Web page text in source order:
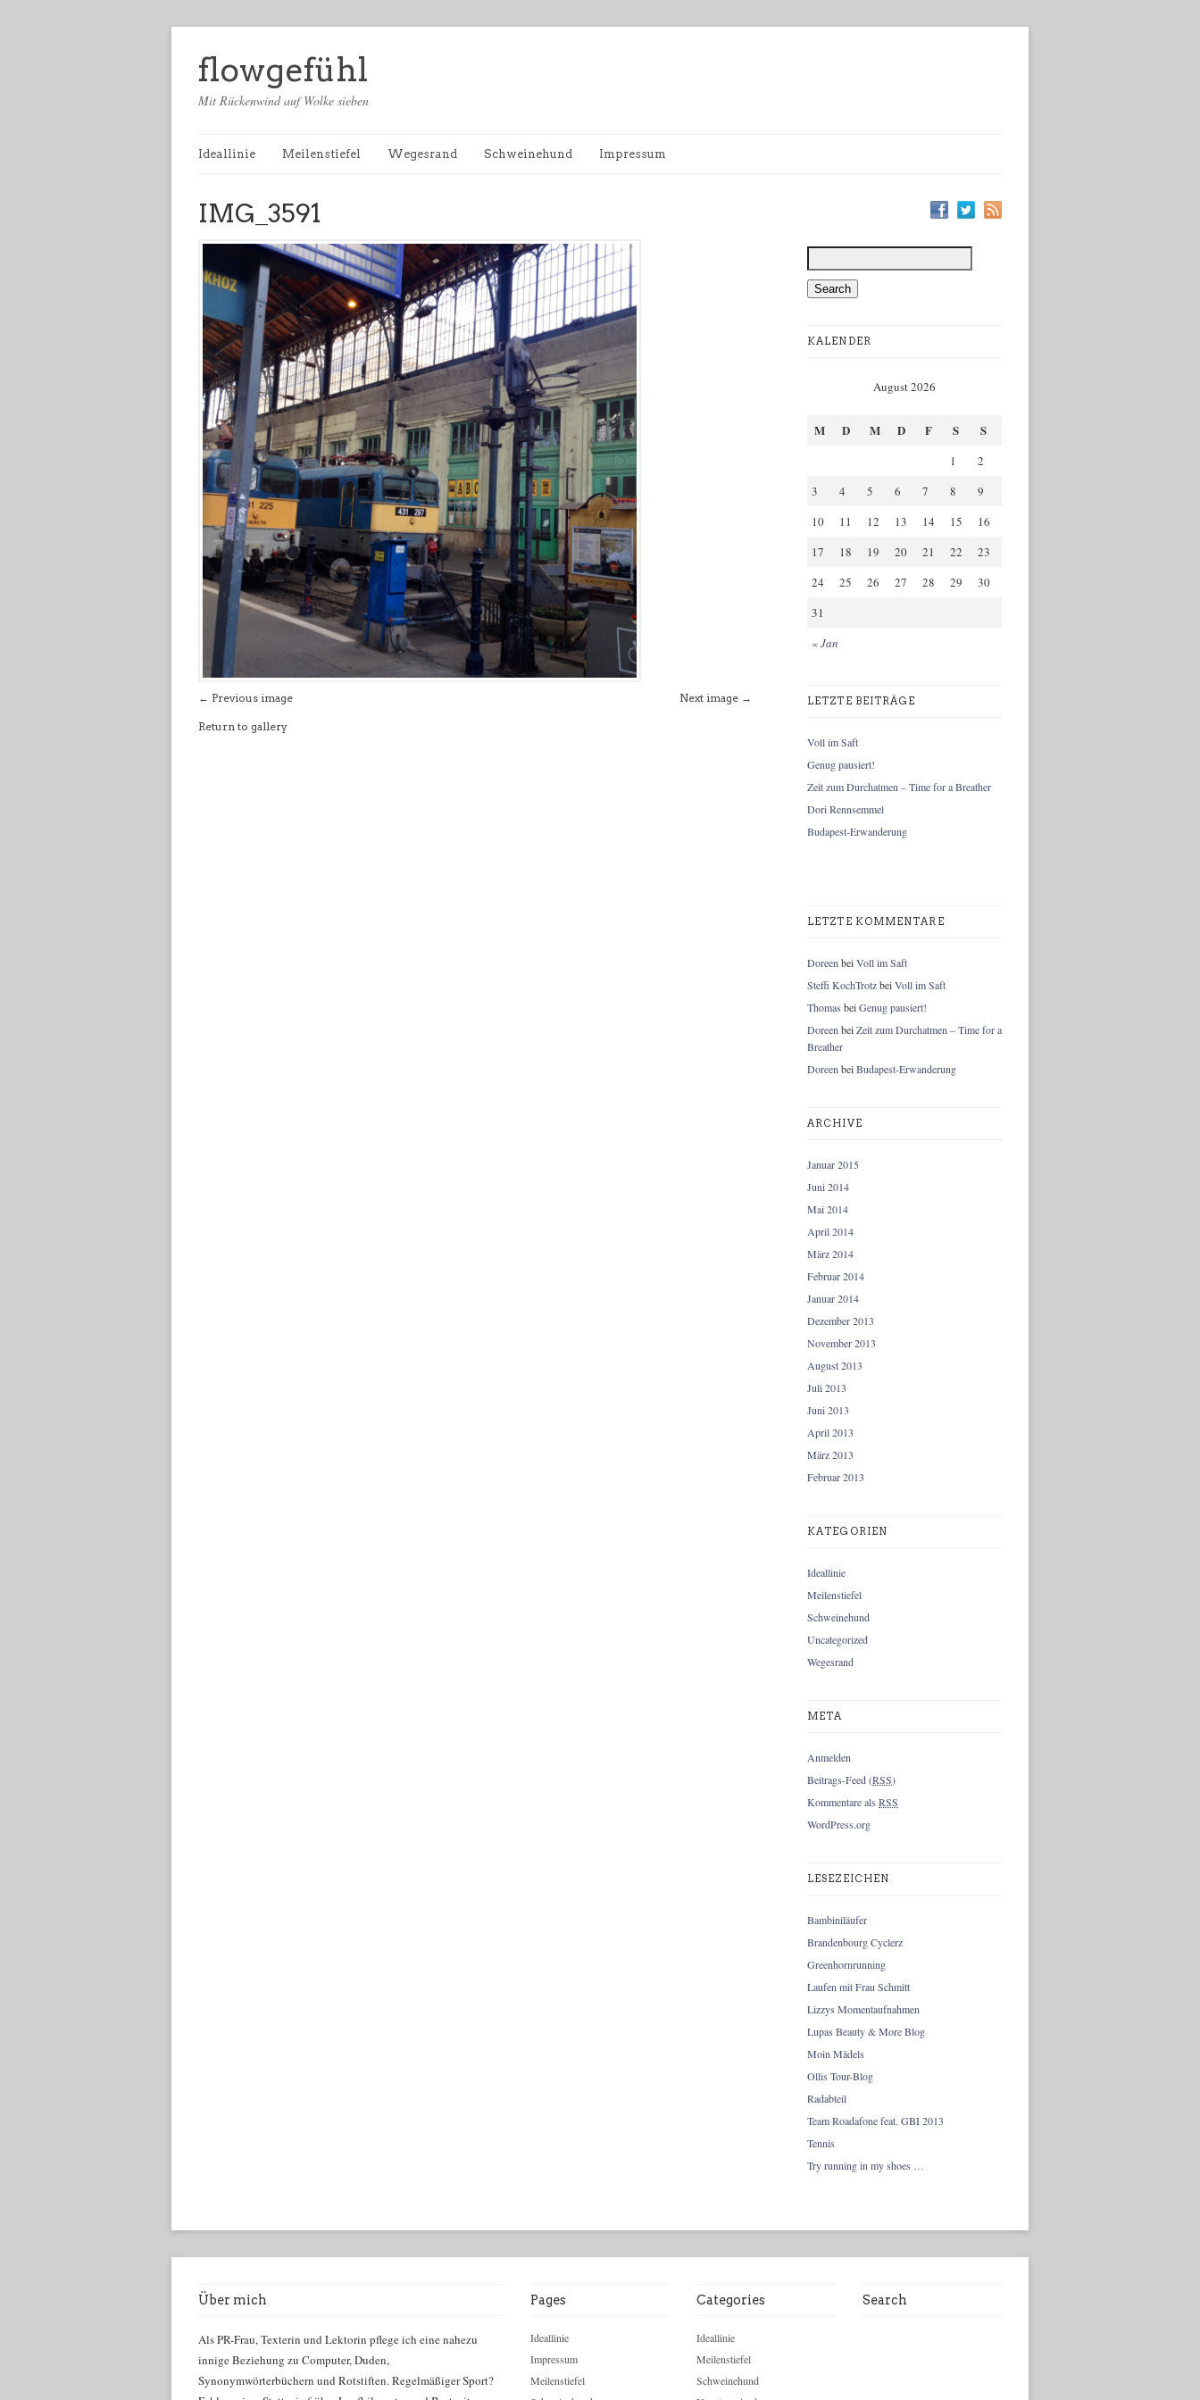
flowgefühl
Mit Rückenwind auf Wolke sieben
Ideallinie Meilenstiefel Wegesrand Schweinehund Impressum
IMG_3591
← Previous image Next image →
Return to gallery
KALENDER
August 2026
M D M D F S S
« Jan
1
2
3
4 5 6 7 8
9
10
11 12 13 14 15
16
17
18 19 20 21 22
23
24
25 26 27 28 29
30
31
LETZTE BEITRÄGE
Voll im Saft
Genug pausiert!
Zeit zum Durchatmen – Time for a Breather
Dori Rennsemmel
Budapest-Erwanderung
LETZTE KOMMENTARE
Doreen beiVoll im Saft
Steffi KochTrotzbeiVoll im Saft
Thomas beiGenug pausiert!
Doreen beiZeit zum Durchatmen – Time for a
Breather
Doreen beiBudapest-Erwanderung
ARCHIVE
Januar 2015
Juni 2014
Mai 2014
April 2014
März 2014
Februar 2014
Januar 2014
Dezember 2013
November 2013
August 2013
Juli 2013
Juni 2013
April 2013
März 2013
Februar 2013
KATEGORIEN
Ideallinie
Meilenstiefel
Schweinehund
Uncategorized
Wegesrand
META
Anmelden
Beitrags-Feed (RSS)
Kommentare als RSS
WordPress.org
LESEZEICHEN
Bambiniläufer
Brandenbourg Cyclerz
Greenhornrunning
Laufen mit Frau Schmitt
Lizzys Momentaufnahmen
Lupas Beauty & More Blog
Moin Mädels
Ollis Tour-Blog
Radabteil
Team Roadafone feat. GBI 2013
Tennis
Try running in my shoes …
Über mich
Als PR-Frau, Texterin und Lektorin pflege ich eine nahezu
innige Beziehung zu Computer, Duden,
Synonymwörterbüchern und Rotstiften. Regelmäßiger Sport?
Pages
Ideallinie
Impressum
Meilenstiefel
Categories
Ideallinie
Meilenstiefel
Schweinehund
Search